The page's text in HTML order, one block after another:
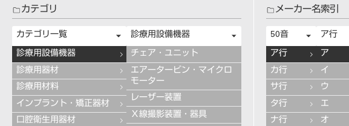
カテゴリ
カテゴリ一覧
診療用設備機器
診療用器材
診療用材料
インプラント・矯正器材
口腔衛生用器材
診療用設備機器
チェア・ユニット
エアータービン・マイクロ
モーター
レーザー装置
Ｘ線撮影装置・器具
メーカー名索引
50音
ア行
カ行
サ行
タ行
ナ行
ア行
ア
イ
ウ
エ
オ